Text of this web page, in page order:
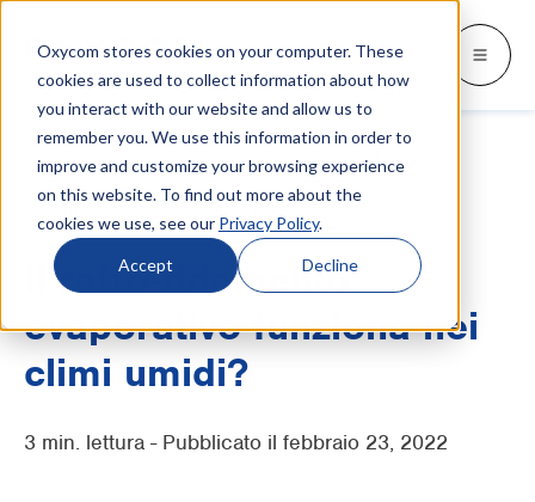
Oxycom stores cookies on your computer. These
cookies are used to collect information about how
you interact with our website and allow us to
remember you. We use this information in order to
improve and customize your browsing experience
on this website. To find out more about the
cookies we use, see our Privacy Policy.
Accept Decline
Prodotti Prodotti
IntrCooll: raffrescamento
adiabatico
Raffrescamento industriale con 90% di
risparmi energetici.
PreCooll: preraffreddamento
Ottimizza il tuo impianto di raffreddamento
Go back
Settori Settori
SETTORI
Industria metallurgica
Panifici industriali
Industria grafica
Go back
Risorse
Blog e notizie
Whitepapers e casi studio
Documentazione
Go back
Oxycom
CONOSCI CHI SIAMO
Contatti
Assistenza
Partenariato
Go back
Languages
SWITCH TO
Deutsch
English
Français
Go back
Raffrescamento adiabatico Sostenibilità
Il raffreddamento
evaporativo funziona nei
climi umidi?
3 min. lettura - Pubblicato il febbraio 23, 2022